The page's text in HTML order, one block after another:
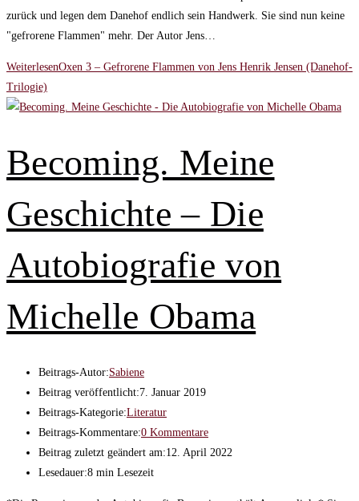
zurück und legen dem Danehof endlich sein Handwerk. Sie sind nun keine
"gefrorene Flammen" mehr. Der Autor Jens…
WeiterlesenOxen 3 – Gefrorene Flammen von Jens Henrik Jensen (Danehof-
Trilogie)
Becoming. Meine
Geschichte – Die
Autobiografie von
Michelle Obama
Beitrags-Autor:Sabiene
Beitrag veröffentlicht:7. Januar 2019
Beitrags-Kategorie:Literatur
Beitrags-Kommentare:0 Kommentare
Beitrag zuletzt geändert am:12. April 2022
Lesedauer:8 min Lesezeit